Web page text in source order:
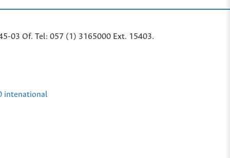
03 Of. Tel: 057 (1) 3165000 Ext. 15403.
intenational